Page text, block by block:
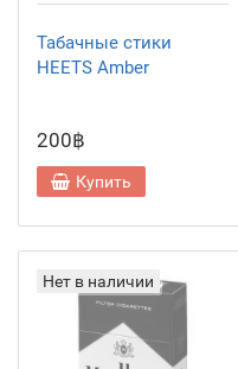
Табачные стики
HEETS Amber
200฿
Купить
Нет в наличии